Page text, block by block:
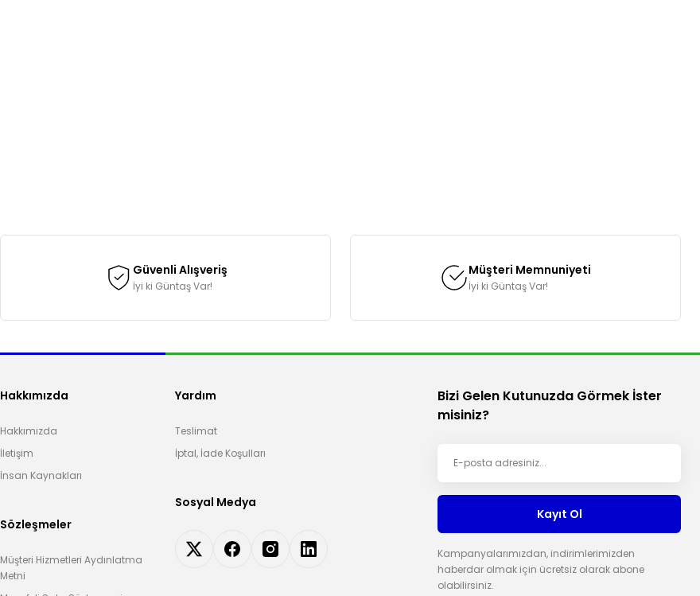
Güvenli Alışveriş
İyi ki Güntaş Var!
Müşteri Memnuniyeti
İyi ki Güntaş Var!
Hakkımızda
Hakkımızda
İletişim
İnsan Kaynakları
Sözleşmeler
Müşteri Hizmetleri Aydınlatma
Metni
Yardım
Teslimat
İptal, İade Koşulları
Sosyal Medya
Bizi Gelen Kutunuzda Görmek İster
misiniz?
Kayıt Ol
Kampanyalarımızdan, indirimlerimizden
haberdar olmak için ücretsiz olarak abone
olabilirsiniz.